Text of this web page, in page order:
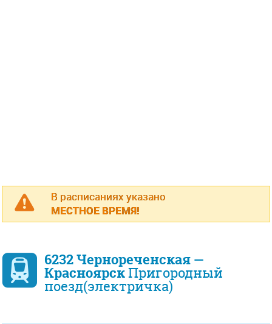
В расписаниях указано
МЕСТНОЕ ВРЕМЯ!
6232 Чернореченская —
КрасноярскПригородный
поезд(электричка)